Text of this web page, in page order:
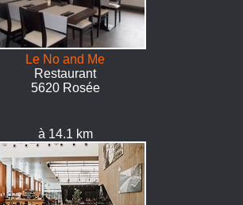
Le No and Me
Restaurant
5620 Rosée
à 14.1 km